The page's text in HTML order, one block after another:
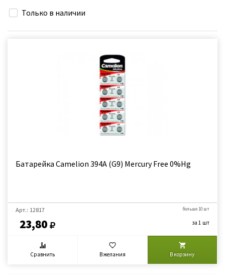
Только в наличии
Батарейка Camelion 394A (G9) Mercury Free 0%Hg
Арт.: 12817
23,80
больше 10 шт
за 1 шт
Сравнить В желания В корзину